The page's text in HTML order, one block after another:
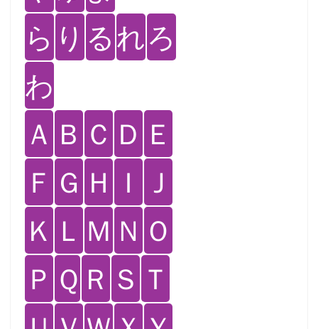
ら り るれろ
わ
Ａ Ｂ Ｃ Ｄ Ｅ
Ｆ Ｇ Ｈ Ｉ Ｊ
Ｋ Ｌ Ｍ Ｎ Ｏ
Ｐ Ｑ Ｒ Ｓ Ｔ